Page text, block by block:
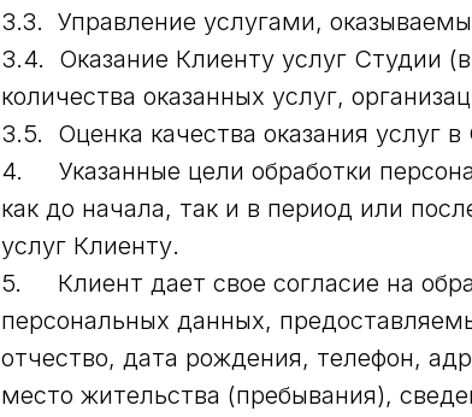
3.3. Управление услугами,
3.4. Оказание Клиенту услуг Студии
количества оказанных услуг,
3.5. Оценка качества оказания услуг в
4. Указанные цели обработки
как до начала, так и в период или
услуг Клиенту.
5. Клиент дает свое согласие на
персональных данных,
отчество, дата рождения, телефон,
место жительства (пребывания),